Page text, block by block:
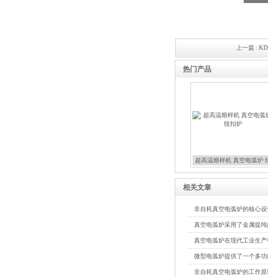
上一篇 :
热门产品
超高温熔样机 真空电弧炉
相关文章
非自耗真空电弧炉的核心
真空电弧炉采用了金属提
真空电弧炉在现代工业生
微型电弧炉提供了一个多
非自耗真空电弧炉的工作